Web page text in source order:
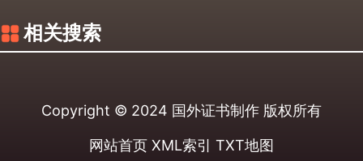
相关搜索
Copyright © 2024 国外证书制作 版权所有
网站首页 XML索引 TXT地图